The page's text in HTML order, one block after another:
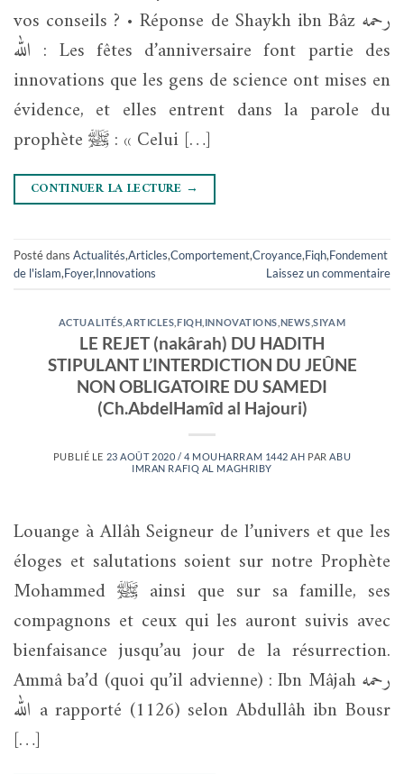
vos conseils ? • Réponse de Shaykh ibn Bâz رحمه
الله : Les fêtes d’anniversaire font partie des
innovations que les gens de science ont mises en
évidence, et elles entrent dans la parole du
prophète ﷺ : « Celui […]
CONTINUER LA LECTURE →
Posté dans Actualités,Articles,Comportement,Croyance,Fiqh,Fondement
de l'islam,Foyer,Innovations Laissez un commentaire
ACTUALITÉS ARTICLES ,FIQH INNOVATIONS NEWS ,SIYAM
LE REJET (nakârah) DU HADITH
STIPULANT L’INTERDICTION DU JEÛNE
NON OBLIGATOIRE DU SAMEDI
(Ch.AbdelHamîd al Hajouri)
PUBLIÉ LE 23 AOÛT 2020 / 4 MOUHARRAM 1442 AH PARABU
IMRAN RAFIQ AL MAGHRIBY
Louange à Allâh Seigneur de l’univers et que les
éloges et salutations soient sur notre Prophète
Mohammed ﷺ ainsi que sur sa famille, ses
compagnons et ceux qui les auront suivis avec
bienfaisance jusqu’au jour de la résurrection.
Ammâ ba’d (quoi qu’il advienne) : Ibn Mâjah رحمه
الله a rapporté (1126) selon Abdullâh ibn Bousr
[…]